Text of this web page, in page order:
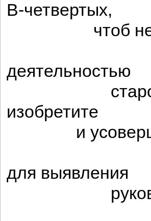
В-четвертых,
чтоб не
деятельностью
изобретите
и
для выявления